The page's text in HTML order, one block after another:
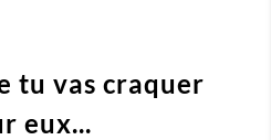
tu vas craquer
eux...